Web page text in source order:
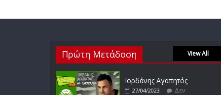
Πρώτη Μετάδοση View All
Ιορδάνης Αγαπητός
27/04/2023
Δεν